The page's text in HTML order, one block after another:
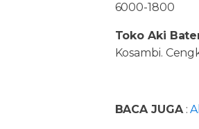
6000-1800
Toko Aki
Kosambi.
BACA JUGA: